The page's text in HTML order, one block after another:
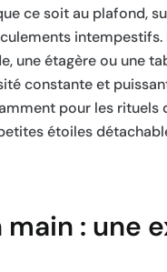
ce soit au plafond,
une étagère ou une
constante et
pour les rituels
étoiles
main :